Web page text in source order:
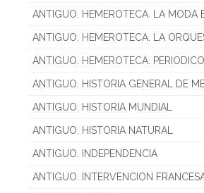
ANTIGUO. HEMEROTECA. LA MODA
ANTIGUO. HEMEROTECA. LA
ANTIGUO. HEMEROTECA. PERIODICO
ANTIGUO. HISTORIA GENERAL DE
ANTIGUO. HISTORIA MUNDIAL
ANTIGUO. HISTORIA NATURAL
ANTIGUO. INDEPENDENCIA
ANTIGUO. INTERVENCION